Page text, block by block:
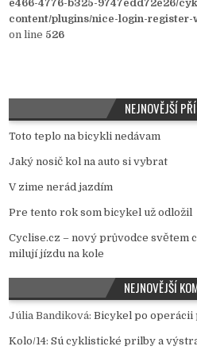
e466-4776-b325-9747edd72e26/
content/plugins/nice-login-
on line 526
NEJNOVĚJŠÍ
Toto teplo na bicykli nedávam
Jaký nosič kol na auto si vybrat
V zime nerád jazdím
Pre tento rok som bicykel už odložil
Cyclise.cz – nový průvodce světem
milují jízdu na kole
NEJNOVĚJŠÍ
Júlia Bandiková:Bicykel po operácii
Kolo/14:Sú cyklistické prilby a